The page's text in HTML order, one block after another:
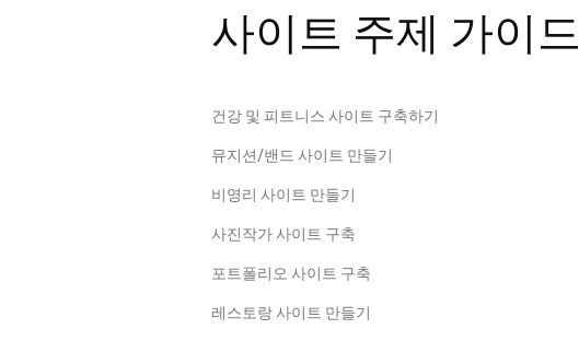
사이트 주제 가이드
건강 및 피트니스 사이트 구축하기
뮤지션/밴드 사이트 만들기
비영리 사이트 만들기
사진작가 사이트 구축
포트폴리오 사이트 구축
레스토랑 사이트 만들기